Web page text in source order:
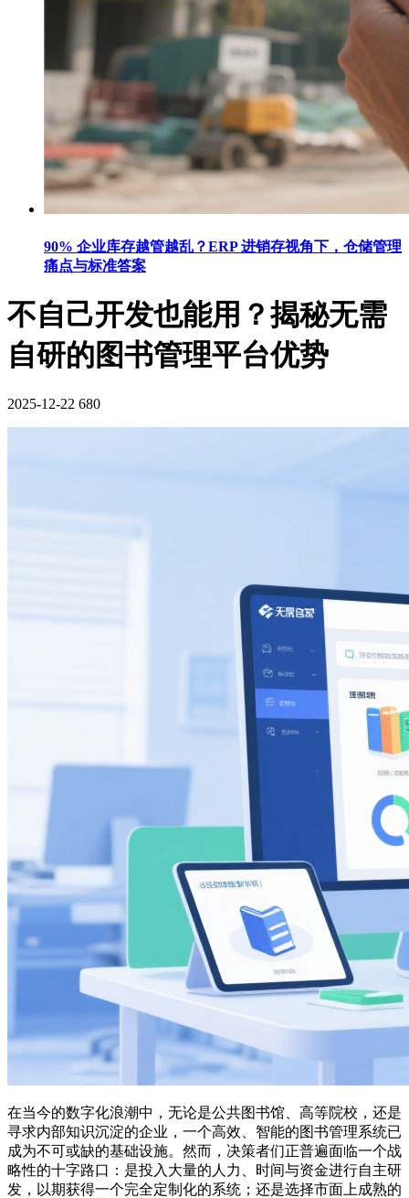
90% 企业库存越管越乱？ERP 进销存视角下，仓储管理
痛点与标准答案
不自己开发也能用？揭秘无需
自研的图书管理平台优势
2025-12-22 680
在当今的数字化浪潮中，无论是公共图书馆、高等院校，还是
寻求内部知识沉淀的企业，一个高效、智能的图书管理系统已
成为不可或缺的基础设施。然而，决策者们正普遍面临一个战
略性的十字路口：是投入大量的人力、时间与资金进行自主研
发，以期获得一个完全定制化的系统；还是选择市面上成熟的